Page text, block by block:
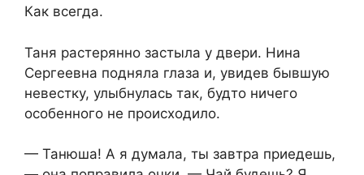
Как всегда.
Таня растерянно застыла у двери. Нина
Сергеевна подняла глаза и, увидев бывшую
невестку, улыбнулась так, будто ничего
особенного не происходило.
— Танюша! А я думала, ты завтра приедешь,